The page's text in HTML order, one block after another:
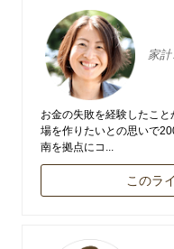
家
お金の失敗を経験したこ
場を作りたいとの思いで
南を拠点にコ...
このラ